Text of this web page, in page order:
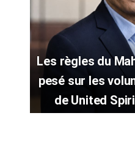
Les règles du
pesé sur les
de United